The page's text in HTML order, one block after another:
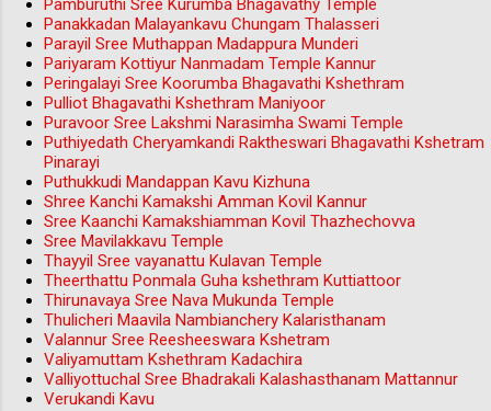
Pamburuthi Sree Kurumba Bhagavathy Temple
Panakkadan Malayankavu Chungam Thalasseri
Parayil Sree Muthappan Madappura Munderi
Pariyaram Kottiyur Nanmadam Temple Kannur
Peringalayi Sree Koorumba Bhagavathi Kshethram
Pulliot Bhagavathi Kshethram Maniyoor
Puravoor Sree Lakshmi Narasimha Swami Temple
Puthiyedath Cheryamkandi Raktheswari Bhagavathi Kshetram
Pinarayi
Puthukkudi Mandappan Kavu Kizhuna
Shree Kanchi Kamakshi Amman Kovil Kannur
Sree Kaanchi Kamakshiamman Kovil Thazhechovva
Sree Mavilakkavu Temple
Thayyil Sree vayanattu Kulavan Temple
Theerthattu Ponmala Guha kshethram Kuttiattoor
Thirunavaya Sree Nava Mukunda Temple
Thulicheri Maavila Nambianchery Kalaristhanam
Valannur Sree Reesheeswara Kshetram
Valiyamuttam Kshethram Kadachira
Valliyottuchal Sree Bhadrakali Kalashasthanam Mattannur
Verukandi Kavu